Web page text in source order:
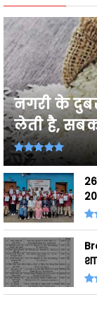
नगरी के
लेती है,
ADS